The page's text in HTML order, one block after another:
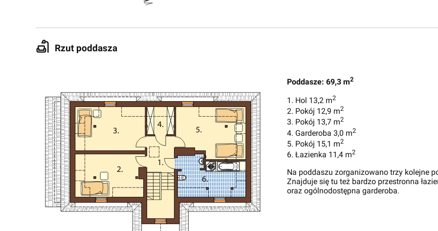
Rzut poddasza
Poddasze: 69,3 m2
1. Hol 13,2 m2
2. Pokój 12,9 m2
3. Pokój 13,7 m2
4. Garderoba 3,0 m2
5. Pokój 15,1 m2
6. Łazienka 11,4 m2
Na poddaszu zorganizowano trzy kolejne
Znajduje się tu też bardzo przestronna
oraz ogólnodostępna garderoba.